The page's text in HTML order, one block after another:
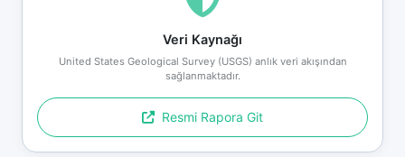
Veri Kaynağı
United States Geological Survey (USGS) anlık veri akışından
sağlanmaktadır.
Resmi Rapora Git